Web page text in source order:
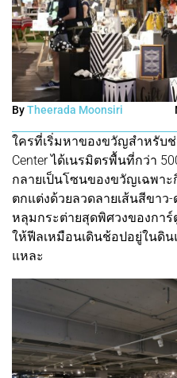
ByTheerada Moonsiri
ใครที่เริ่มหาของขวัญสำหรับช่
Center ได้เนรมิตรพื้นที่กว่า
กลายเป็นโซนของขวัญเฉพาะ
ตกแต่งด้วยลวดลายเส้นสีขาว
หลุมกระต่ายสุดพิศวงของการ์
ให้ฟีลเหมือนเดินช้อปอยู่ในดิน
แหละ